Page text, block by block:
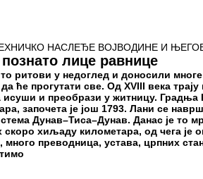
НАСЛЕЂЕ ВОЈВОДИНЕ И
лице равнице
ритови у недоглед и доносили
ће прогутати све. Од XVIII века
и преобрази у житницу. Градња
започета је још 1793. Лани се
Дунав–Тиса–Дунав. Данас је то
скоро хиљаду километара, од чега је
много преводница, устава, црпних